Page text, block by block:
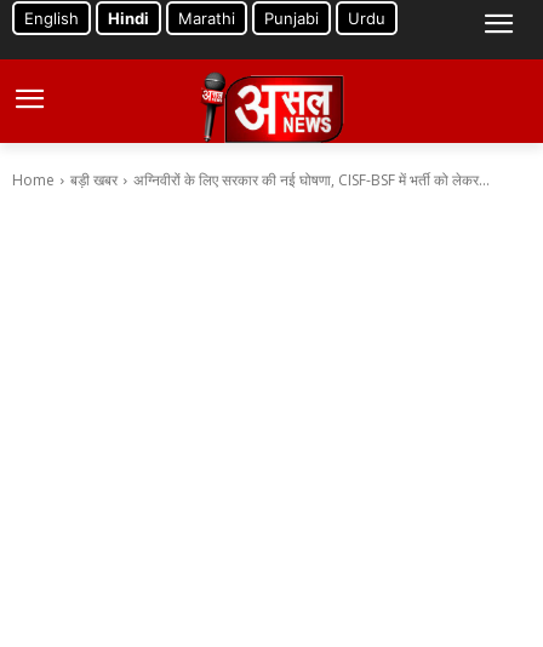
English Hindi Marathi Punjabi Urdu
Home बड़ी खबर अग्निवीरों के लिए सरकार की नई घोषणा, CISF-BSF में भर्ती को लेकर...